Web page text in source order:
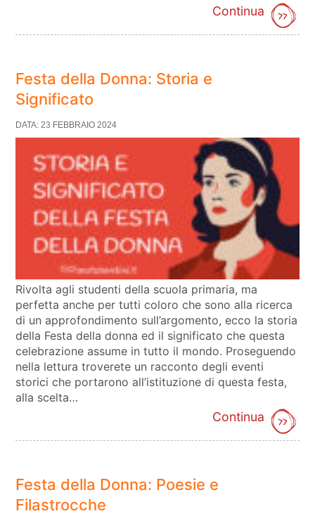
Continua
Festa della Donna: Storia e
Significato
DATA: 23 FEBBRAIO 2024
Rivolta agli studenti della scuola primaria, ma
perfetta anche per tutti coloro che sono alla ricerca
di un approfondimento sull’argomento, ecco la storia
della Festa della donna ed il significato che questa
celebrazione assume in tutto il mondo. Proseguendo
nella lettura troverete un racconto degli eventi
storici che portarono all’istituzione di questa festa,
alla scelta…
Continua
Festa della Donna: Poesie e
Filastrocche